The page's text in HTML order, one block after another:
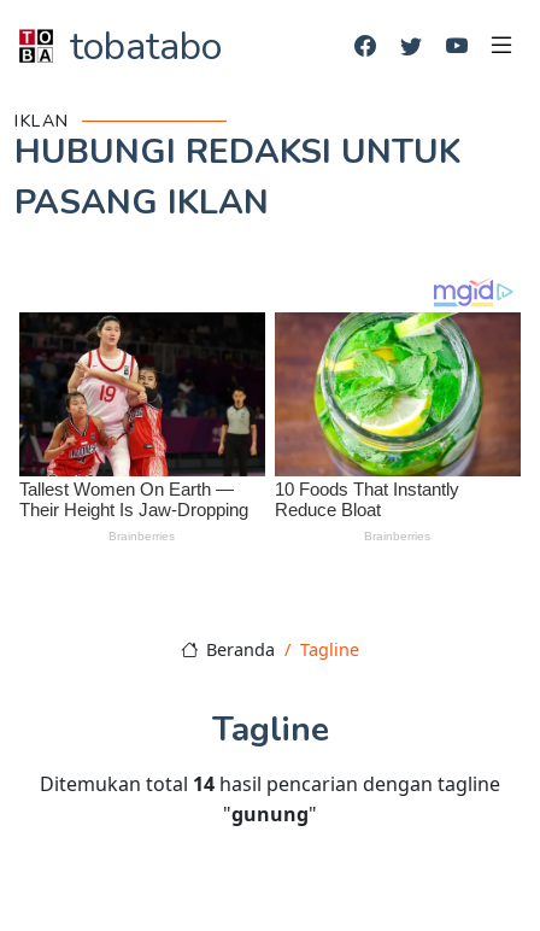
tobatabo
IKLAN
HUBUNGI REDAKSI UNTUK
PASANG IKLAN
Beranda Tagline
Tagline
Ditemukan total 14 hasil pencarian dengan tagline
"gunung"